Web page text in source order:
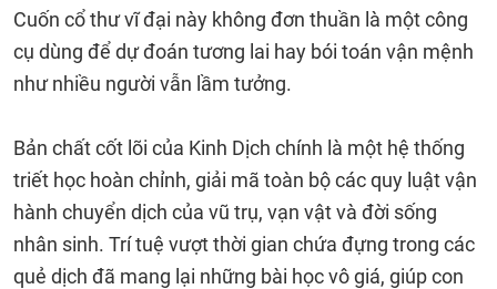
Cuốn cổ thư vĩ đại này không đơn thuần là một công
cụ dùng để dự đoán tương lai hay bói toán vận mệnh
như nhiều người vẫn lầm tưởng.
Bản chất cốt lõi của Kinh Dịch chính là một hệ thống
triết học hoàn chỉnh, giải mã toàn bộ các quy luật vận
hành chuyển dịch của vũ trụ, vạn vật và đời sống
nhân sinh. Trí tuệ vượt thời gian chứa đựng trong các
quẻ dịch đã mang lại những bài học vô giá, giúp con